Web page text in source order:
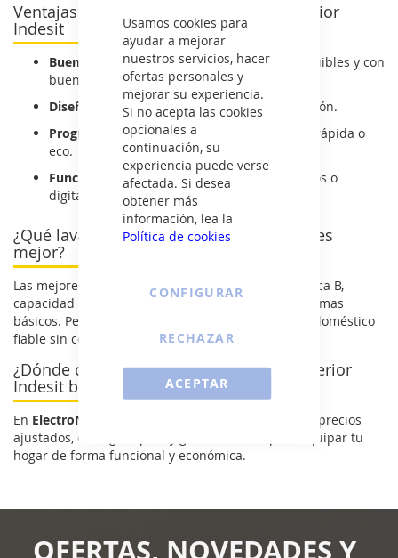
Cerrar
Usamos cookies para
ayudar a mejorar
nuestros servicios, hacer
ofertas personales y
mejorar su experiencia.
Si no acepta las cookies
opcionales a
continuación, su
experiencia puede verse
afectada. Si desea
obtener más
información, lea la
Política de cookies
ACEPTAR
CONFIGURAR
RECHAZAR
Ventajas de las lavadoras de carga superior
Indesit
Buen equilibrio entre calidad y precio:
asequibles y con
buenas prestaciones.
Diseño compacto:se adapta a cualquier rincón.
Programas útiles:para ropa mixta, algodón, rápida o
eco.
Funcionamiento intuitivo:mandos mecánicos o
digitales fáciles de usar.
¿Qué lavadora de carga superior Indesit es
mejor?
Las mejores opciones combinan eficiencia energética B,
capacidad de carga suficiente y variedad de programas
básicos. Perfectas para quienes buscan un electrodoméstico
fiable sin complicaciones.
¿Dónde comprar lavadoras de carga superior
Indesit baratas?
En ElectroNow
te ofrecemos lavadoras Indesit con precios
ajustados, entrega rápida y garantía. Ideal para equipar tu
hogar de forma funcional y económica.